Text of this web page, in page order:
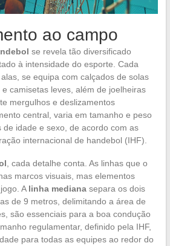
ao campo
se revela tão diversificado
à intensidade do esporte. Cada
se equipa com calçados de solas
camisetas leves, além de joelheiras
mergulhos e deslizamentos
central, varia em tamanho e peso
idade e sexo, de acordo com as
internacional de handebol (IHF).
, cada detalhe conta. As linhas que o
marcos visuais, mas elementos
A linha medianasepara os dois
de 9 metros, delimitando a área de
são essenciais para a boa condução
regulamentar, definido pela IHF,
para todas as equipes ao redor do